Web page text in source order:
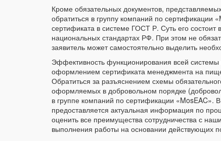
Кроме обязательных документов,
обратиться в группу компаний по
сертификата в системе ГОСТ Р. Суть его состоит
национальных стандартах РФ. При этом не
заявитель может самостоятельно выделить
Эффективность функционирования всей
оформлением сертификата менеджмента на
Обратиться за разъяснением схемы
оформляемых в добровольном порядке
в группе компаний по сертификации «MosEAC».
предоставляется актуальная информация по
оценить все преимущества сотрудничества с
выполнения работы на основании действующих